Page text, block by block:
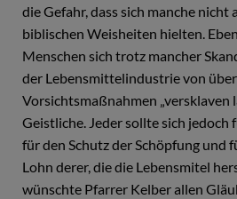
die Gefahr, dass sich manche nicht
biblischen Weisheiten hielten.
Menschen sich trotz mancher
der Lebensmittelindustrie von
Vorsichtsmaßnahmen „versklaven
Geistliche. Jeder sollte sich jedoch
für den Schutz der Schöpfung und
Lohn derer, die die Lebensmitel
wünschte Pfarrer Kelber allen